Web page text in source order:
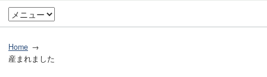
Home
産まれました